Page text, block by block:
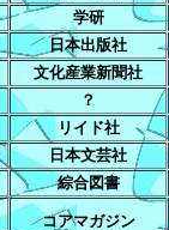
学研
日本出版社
文化産業新聞社
？
リイド社
日本文芸社
綜合図書
コアマガジン